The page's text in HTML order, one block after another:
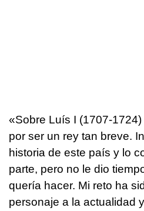
«Sobre Luís I (1707-
por ser un rey tan breve.
historia de este país y lo
parte, pero no le dio
quería hacer. Mi reto ha
personaje a la actualidad